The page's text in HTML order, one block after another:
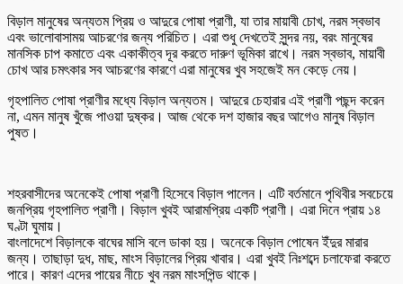
বিড়াল মানুষের অন্যতম প্রিয় ও আদুরে পোষা প্রাণী, যা তার মায়াবী চোখ, নরম স্বভাব
এবং ভালোবাসাময় আচরণের জন্য পরিচিত। এরা শুধু দেখতেই সুন্দর নয়, বরং মানুষের
মানসিক চাপ কমাতে এবং একাকীত্ব দূর করতে দারুণ ভূমিকা রাখে। নরম স্বভাব, মায়াবী
চোখ আর চমৎকার সব আচরণের কারণে এরা মানুষের খুব সহজেই মন কেড়ে নেয়।
গৃহপালিত পোষা প্রাণীর মধ্যে বিড়াল অন্যতম। আদুরে চেহারার এই প্রাণী পছন্দ করেন
না, এমন মানুষ খুঁজে পাওয়া দুষ্কর। আজ থেকে দশ হাজার বছর আগেও মানুষ বিড়াল
পুষত।
শহরবাসীদের অনেকেই পোষা প্রাণী হিসেবে বিড়াল পালেন। এটি বর্তমানে পৃথিবীর সবচেয়ে
জনপ্রিয় গৃহপালিত প্রাণী। বিড়াল খুবই আরামপ্রিয় একটি প্রাণী। এরা দিনে প্রায় ১৪
ঘণ্টা ঘুমায়।
বাংলাদেশে বিড়ালকে বাঘের মাসি বলে ডাকা হয়। অনেকে বিড়াল পোষেন ইঁদুর মারার
জন্য। তাছাড়া দুধ, মাছ, মাংস বিড়ালের প্রিয় খাবার। এরা খুবই নিঃশব্দে চলাফেরা করতে
পারে। কারণ এদের পায়ের নীচে খুব নরম মাংসপিন্ড থাকে।